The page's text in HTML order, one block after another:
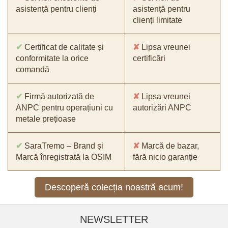
asistență pentru clienți
asistență pentru
clienți limitate
✔ Certificat de calitate și
conformitate la orice
comandă
✘ Lipsa vreunei
certificări
✔ Firmă autorizată de
ANPC pentru operațiuni cu
metale prețioase
✘ Lipsa vreunei
autorizări ANPC
✔ SaraTremo – Brand și
Marcă înregistrată la OSIM
✘ Marcă de bazar,
fără nicio garanție
Descoperă colecția noastră acum!
NEWSLETTER